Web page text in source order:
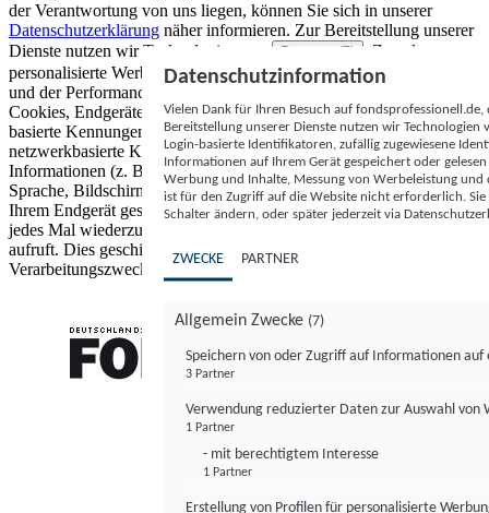
der Verantwortung von uns liegen, können Sie sich in unserer
Datenschutzerklärung näher informieren. Zur Bereitstellung unserer
Dienste nutzen wir Technologien von
Partnern (5)
. Zwecke:
personalisierte Werbung und Inhalte, Messung von Werbeleistung
und der Performance von Inhalten sowie Zielgruppenforschung.
Cookies, Endgeräte- oder ähnliche Online-Kennungen (z. B. login-
basierte Kennungen, zufällig generierte Kennungen,
netzwerkbasierte Kennungen) können zusammen mit anderen
Informationen (z. B. Browsertyp und Browserinformationen,
Sprache, Bildschirmgröße, unterstützte Technologien usw.) auf
Ihrem Endgerät gespeichert oder von dort ausgelesen werden, um es
jedes Mal wiederzuerkennen, wenn es eine App oder einer Webseite
aufruft. Dies geschieht für einen oder mehrere der hier aufgeführten
Verarbeitungszwecke.
Datenschutzinformation
Vielen Dank für Ihren Besuch auf
Bereitstellung unserer Dienste nutzen wir Technologien
Login-basierte Identifikatoren, zufällig zugewiesene
Informationen auf Ihrem Gerät gespeichert oder
Werbung und Inhalte, Messung von Werbeleistung
ist für den Zugriff auf die Website nicht erforderlich.
Schalter ändern, oder später jederzeit via
ZWECKE PARTNER
Allgemein Zwecke (7)
Speichern von oder Zugriff auf Informationen auf
3 Partner
Verwendung reduzierter Daten zur Auswahl von
1 Partner
- mit berechtigtem Interesse
1 Partner
Erstellung von Profilen für personalisierte
FONDS professionell